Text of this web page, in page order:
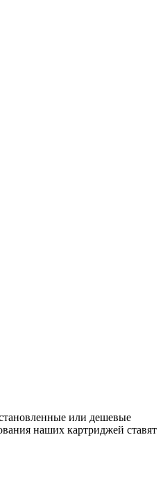
или дешевые
наших картриджей ставят